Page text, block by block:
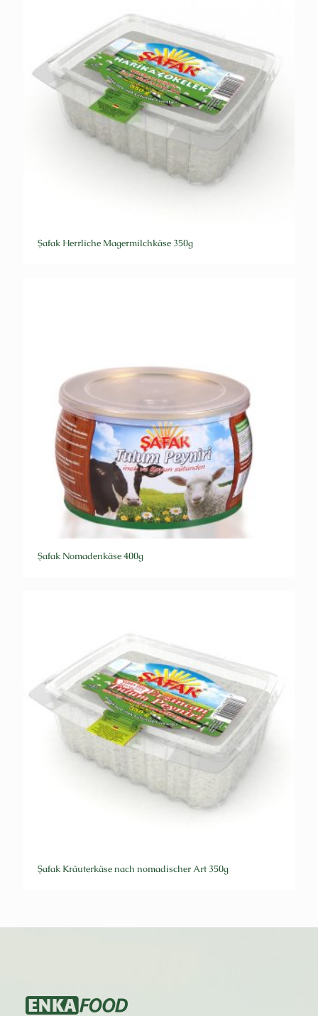
Şafak Herrliche Magermilchkäse 350g
Şafak Nomadenkäse 400g
Şafak Kräuterkäse nach nomadischer Art 350g